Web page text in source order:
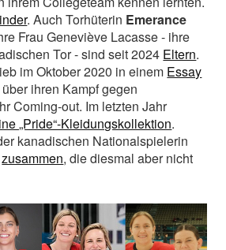
. Auch Torhüterin Emerance
Frau Geneviève Lacasse - ihre
Tor - sind seit 2024 Eltern.
im Oktober 2020 in einem Essay
über ihren Kampf gegen
Coming-out. Im letzten Jahr
„Pride“-Kleidungskollektion.
kanadischen Nationalspielerin
zusammen, die diesmal aber nicht